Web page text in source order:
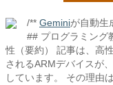
/** Geminiが自動生
## プログラミング
性（要約） 記事は、高
されるARMデバイスが
しています。 その理由